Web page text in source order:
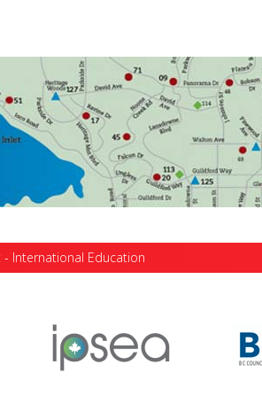
International Education